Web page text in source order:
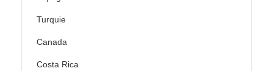
Turquie
Canada
Costa Rica